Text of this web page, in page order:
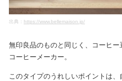
出典： https://www.bellemaison.jp/
無印良品のものと同じく、コーヒ
コーヒーメーカー。
このタイプのうれしいポイントは